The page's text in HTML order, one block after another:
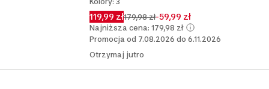
119,99 zł179,98 zł-59,99 zł
Najniższa cena: 179,98 zł
Promocja od 7.08.2026 do 6.11.2026
Otrzymaj jutro